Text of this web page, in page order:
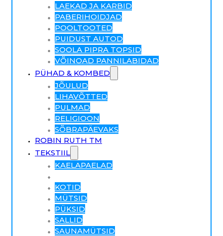
LAEKAD JA KARBID
PABERIHOIDJAD
POOLTOOTED
PUIDUST AUTOD
SOOLA PIPRA TOPSID
VÕINOAD PANNILABIDAD
PÜHAD & KOMBED
JÕULUD
LIHAVÕTTED
PULMAD
RELIGIOON
SÕBRAPÄEVAKS
ROBIN RUTH TM
TEKSTIIL
KAELAPAELAD
KOTID
MÜTSID
PÜKSID
SALLID
SAUNAMÜTSID